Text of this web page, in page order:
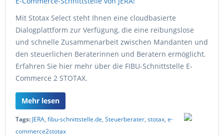
Mit Stotax Select steht Ihnen eine cloudbasierte
Dialogplattform zur Verfügung, die eine reibungslose
und schnelle Zusammenarbeit zwischen Mandanten und
den steuerlichen Beraterinnen und Beratern ermöglicht.
Erfahren Sie hier mehr über die FIBU-Schnittstelle E-
Commerce 2 STOTAX.
Mehr lesen
Tags: JERA, fibu-schnittstelle.de, Steuerberater, stotax, e-
commerce2stotax